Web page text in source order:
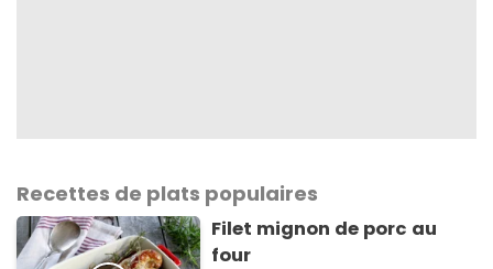
Recettes de plats populaires
Filet mignon de porc au
four